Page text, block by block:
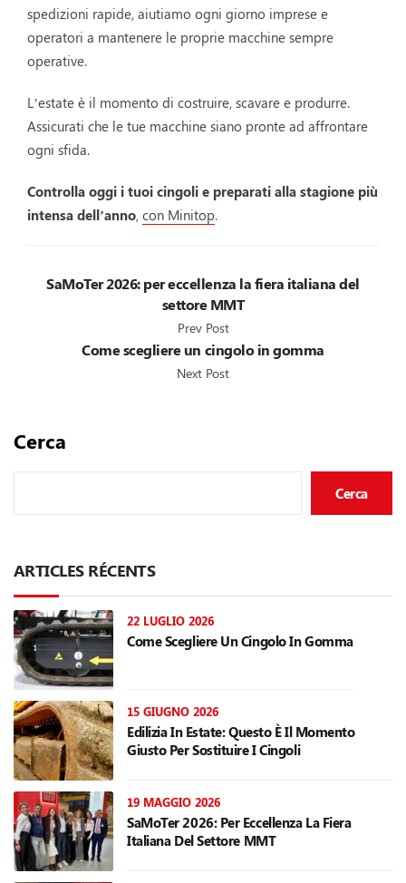
spedizioni rapide, aiutiamo ogni giorno imprese e
operatori a mantenere le proprie macchine sempre
operative.
L’estate è il momento di costruire, scavare e produrre.
Assicurati che le tue macchine siano pronte ad affrontare
ogni sfida.
Controlla oggi i tuoi cingoli e preparati alla stagione più
intensa dell’anno, con Minitop.
SaMoTer 2026: per eccellenza la fiera italiana del
settore MMT
Prev Post
Come scegliere un cingolo in gomma
Next Post
Cerca
Cerca
ARTICLES RÉCENTS
22 LUGLIO 2026
Come Scegliere Un Cingolo In Gomma
15 GIUGNO 2026
Edilizia In Estate: Questo È Il Momento
Giusto Per Sostituire I Cingoli
19 MAGGIO 2026
SaMoTer 2026: Per Eccellenza La Fiera
Italiana Del Settore MMT